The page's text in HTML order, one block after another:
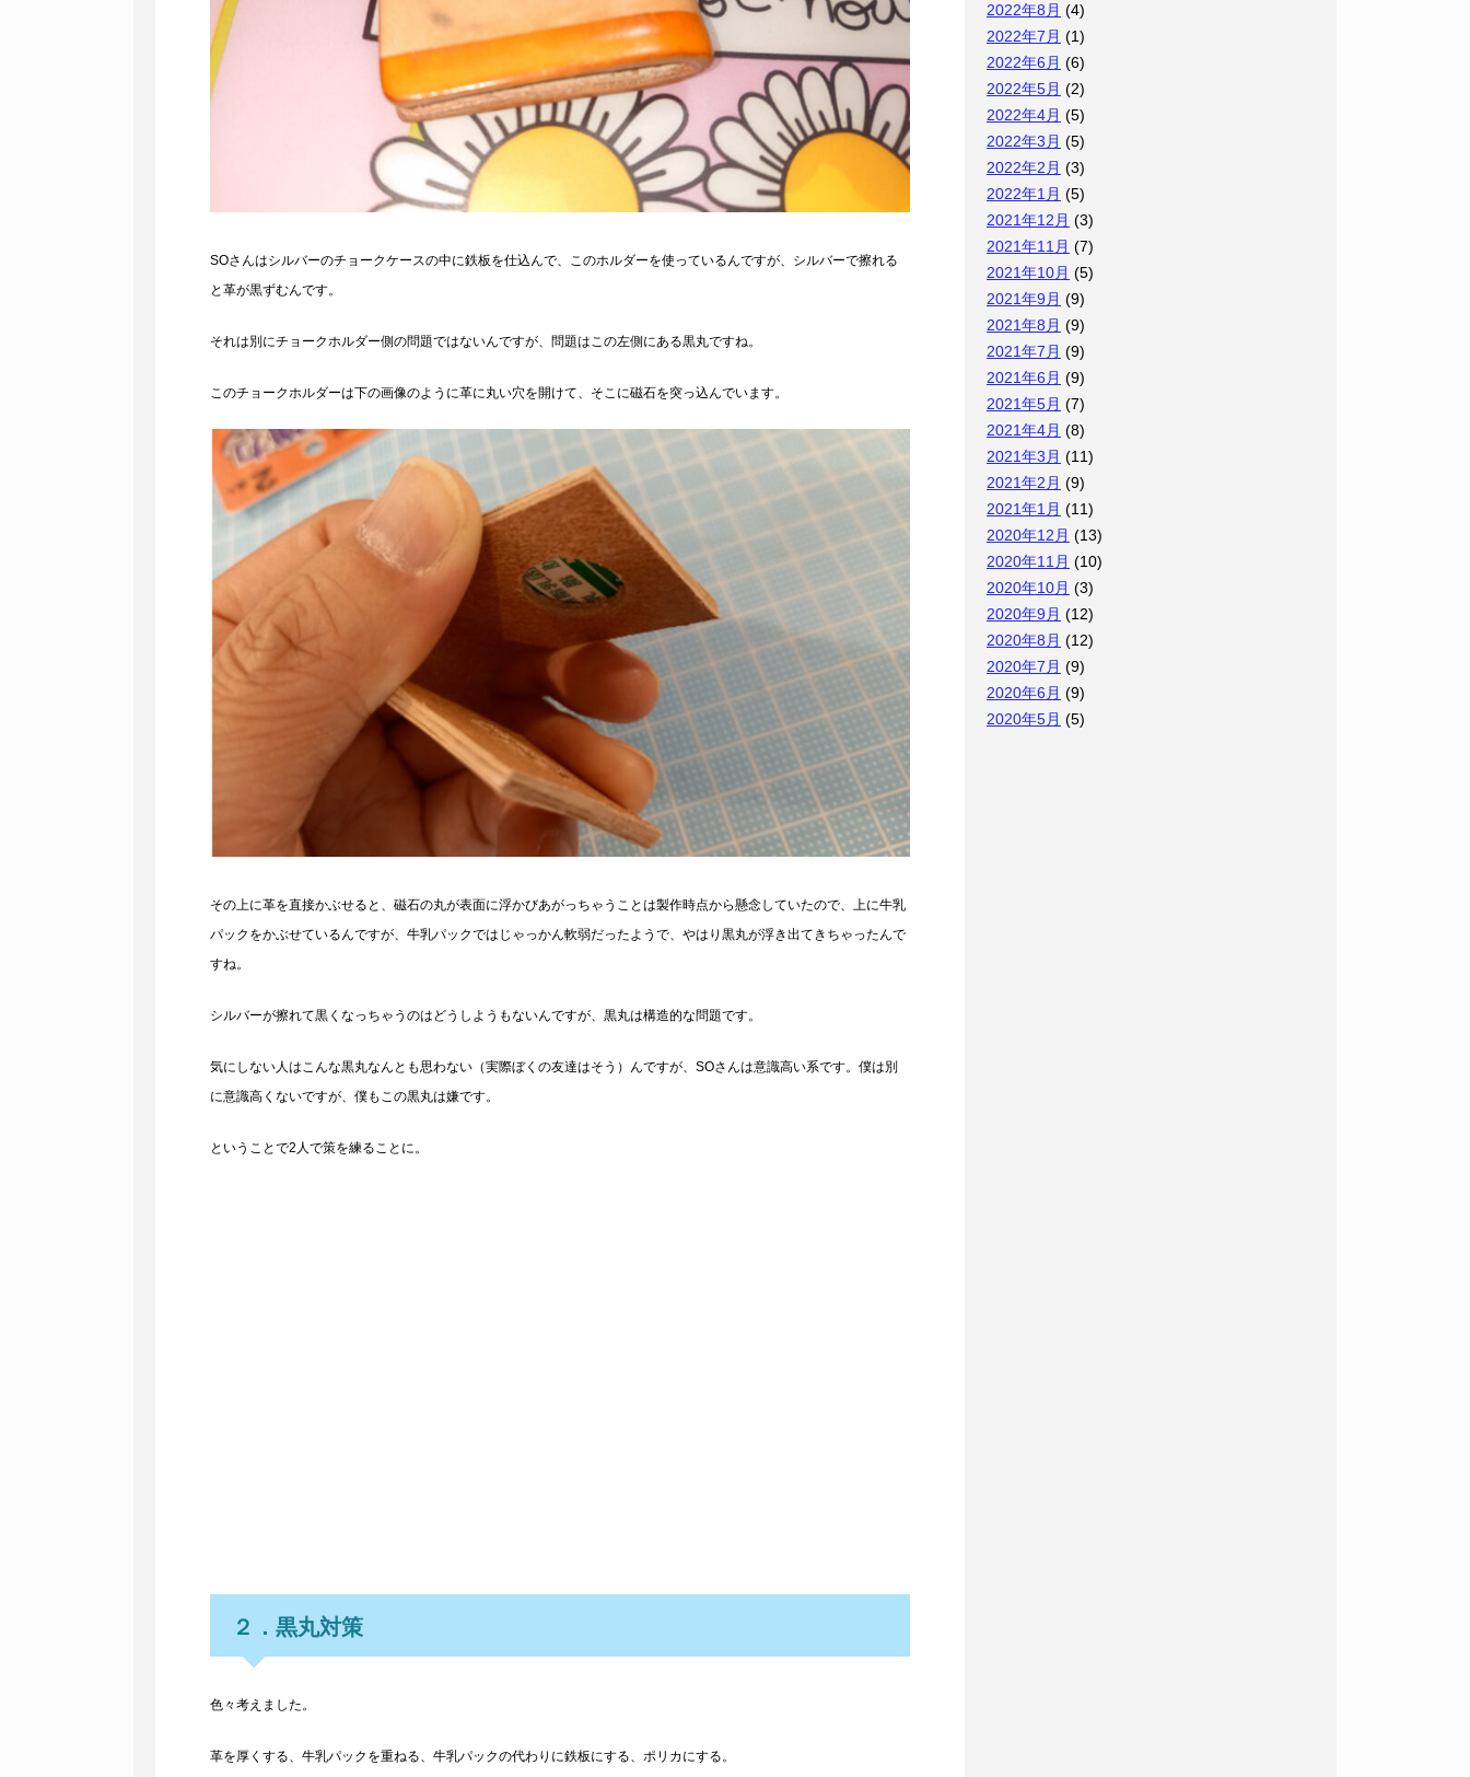
SOさんはシルバーのチョークケースの中に鉄板を仕込んで、このホルダーを使っているんですが、シルバーで擦れる
と革が黒ずむんです。
それは別にチョークホルダー側の問題ではないんですが、問題はこの左側にある黒丸ですね。
このチョークホルダーは下の画像のように革に丸い穴を開けて、そこに磁石を突っ込んでいます。
その上に革を直接かぶせると、磁石の丸が表面に浮かびあがっちゃうことは製作時点から懸念していたので、上に牛乳
パックをかぶせているんですが、牛乳パックではじゃっかん軟弱だったようで、やはり黒丸が浮き出てきちゃったんで
すね。
シルバーが擦れて黒くなっちゃうのはどうしようもないんですが、黒丸は構造的な問題です。
気にしない人はこんな黒丸なんとも思わない（実際ぼくの友達はそう）んですが、SOさんは意識高い系です。僕は別
に意識高くないですが、僕もこの黒丸は嫌です。
ということで2人で策を練ることに。
２．黒丸対策
色々考えました。
革を厚くする、牛乳パックを重ねる、牛乳パックの代わりに鉄板にする、ポリカにする。
2022年8月 (4)
2022年7月 (1)
2022年6月 (6)
2022年5月 (2)
2022年4月 (5)
2022年3月 (5)
2022年2月 (3)
2022年1月 (5)
2021年12月 (3)
2021年11月 (7)
2021年10月 (5)
2021年9月 (9)
2021年8月 (9)
2021年7月 (9)
2021年6月 (9)
2021年5月 (7)
2021年4月 (8)
2021年3月 (11)
2021年2月 (9)
2021年1月 (11)
2020年12月 (13)
2020年11月 (10)
2020年10月 (3)
2020年9月 (12)
2020年8月 (12)
2020年7月 (9)
2020年6月 (9)
2020年5月 (5)